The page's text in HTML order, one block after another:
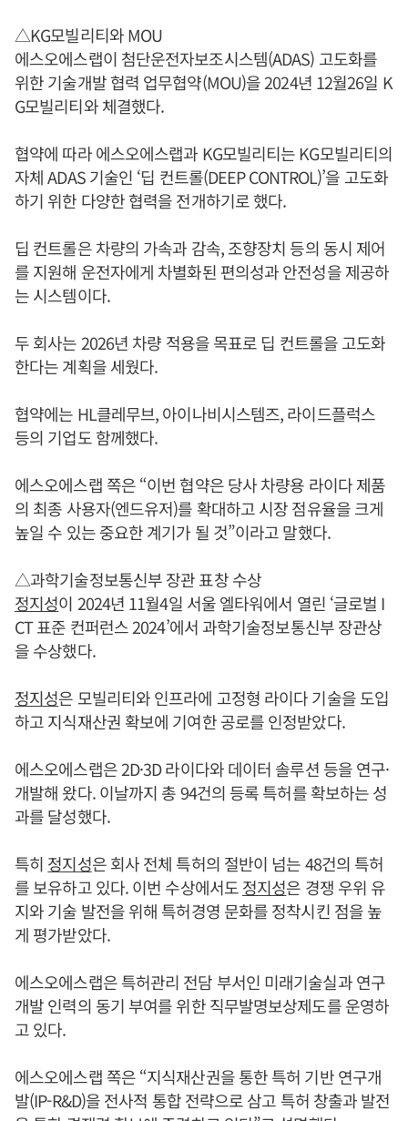
△KG모빌리티와 MOU
에스오에스랩이 첨단운전자보조시스템(ADAS) 고도화를
위한 기술개발 협력 업무협약(MOU)을 2024년 12월26일 K
G모빌리티와 체결했다.
협약에 따라 에스오에스랩과 KG모빌리티는 KG모빌리티의
자체 ADAS 기술인 ‘딥 컨트롤(DEEP CONTROL)’을 고도화
하기 위한 다양한 협력을 전개하기로 했다.
딥 컨트롤은 차량의 가속과 감속, 조향장치 등의 동시 제어
를 지원해 운전자에게 차별화된 편의성과 안전성을 제공하
는 시스템이다.
두 회사는 2026년 차량 적용을 목표로 딥 컨트롤을 고도화
한다는 계획을 세웠다.
협약에는 HL클레무브, 아이나비시스템즈, 라이드플럭스
등의 기업도 함께했다.
에스오에스랩 쪽은 “이번 협약은 당사 차량용 라이다 제품
의 최종 사용자(엔드유저)를 확대하고 시장 점유율을 크게
높일 수 있는 중요한 계기가 될 것”이라고 말했다.
△과학기술정보통신부 장관 표창 수상
정지성이 2024년 11월4일 서울 엘타워에서 열린 ‘글로벌 I
CT 표준 컨퍼런스 2024’에서 과학기술정보통신부 장관상
을 수상했다.
정지성은 모빌리티와 인프라에 고정형 라이다 기술을 도입
하고 지식재산권 확보에 기여한 공로를 인정받았다.
에스오에스랩은 2D·3D 라이다와 데이터 솔루션 등을 연구·
개발해 왔다. 이날까지 총 94건의 등록 특허를 확보하는 성
과를 달성했다.
특히 정지성은 회사 전체 특허의 절반이 넘는 48건의 특허
를 보유하고 있다. 이번 수상에서도정지성은 경쟁 우위 유
지와 기술 발전을 위해 특허경영 문화를 정착시킨 점을 높
게 평가받았다.
에스오에스랩은 특허관리 전담 부서인 미래기술실과 연구
개발 인력의 동기 부여를 위한 직무발명보상제도를 운영하
고 있다.
에스오에스랩 쪽은 “지식재산권을 통한 특허 기반 연구개
발(IP-R&D)을 전사적 통합 전략으로 삼고 특허 창출과 발전